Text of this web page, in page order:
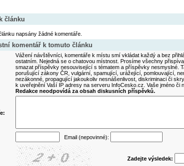
článku
napsány žádné komentáře.
komentář k tomuto článku
Vážení návštěvníci, komentáře k místu smí vkládat každý a bez
ostatním. Nejedná se o chatovou místnost. Prosíme všechny
smazat příspěvky nesouvisející s tématem a příspěvky nesmyslné.
porušující zákony ČR, vulgární, spamující, urážející, pomlouvající,
nezákonné, propagující jakoukoliv nesnášenlivost, diskriminaci či
k uveřejnění Vaší IP adresy na serveru InfoCesko.cz. Vaše jméno či
Redakce neodpovídá za obsah diskusních příspěvků.
Email (nepovinné):
Zadejte výsledek: